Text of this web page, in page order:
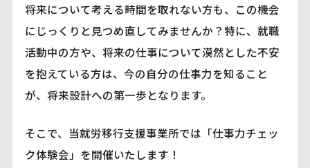
将来について考える時間を取れない方も、この機会
にじっくりと見つめ直してみませんか？特に、就職
活動中の方や、将来の仕事について漠然とした不安
を抱えている方は、今の自分の仕事力を知ること
が、将来設計への第一歩となります。
そこで、当就労移行支援事業所では「仕事力チェッ
ク体験会」を開催いたします！